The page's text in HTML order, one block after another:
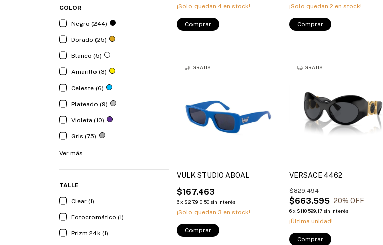
COLOR
Negro (244)
Dorado (25)
Blanco (5)
Amarillo (3)
Celeste (6)
Plateado (9)
Violeta (10)
Gris (75)
Ver más
TALLE
Clear (1)
Fotocromático (1)
Prizm 24k (1)
¡Solo quedan4 en stock!
Comprar
¡Solo quedan 2 en stock!
Comprar
GRATIS
VULK STUDIO ABOAL
$167.463
6x $27.910,50 sin interés
¡Solo quedan 3 en stock!
Comprar
GRATIS
VERSACE 4462
$663.595
$829.494
20% OFF
6x $110.599,17 sin interés
¡Última unidad!
Comprar